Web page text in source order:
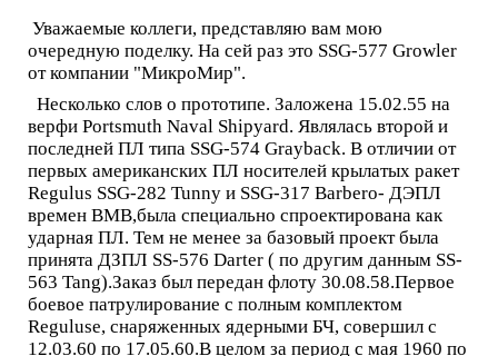
Уважаемые коллеги, представляю вам мою
очередную поделку. На сей раз это SSG-577 Growler
от компании "МикроМир".
Несколько слов о прототипе. Заложена 15.02.55 на
верфи Portsmuth Naval Shipyard. Являлась второй и
последней ПЛ типа SSG-574 Grayback. В отличии от
первых американских ПЛ носителей крылатых ракет
Regulus SSG-282 Tunny и SSG-317 Barbero- ДЭПЛ
времен ВМВ,была специально спроектирована как
ударная ПЛ. Тем не менее за базовый проект была
принята ДЗПЛ SS-576 Darter ( по другим данным SS-
563 Tang).Заказ был передан флоту 30.08.58.Первое
боевое патрулирование с полным комплектом
Reguluse, снаряженных ядерными БЧ, совершил с
12.03.60 по 17.05.60.В целом за период с мая 1960 по